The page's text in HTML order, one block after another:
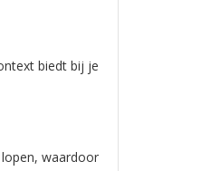
biedt bij je
waardoor